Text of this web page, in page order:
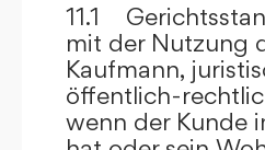
11.1
mit der Nutzung
Kaufmann,
öffentlich-
wenn der Kunde